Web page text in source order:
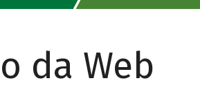
da Web